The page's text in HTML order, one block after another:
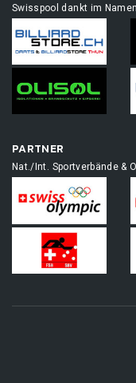
Swisspool dankt im
PARTNER
Nat./Int. Sportverbände &